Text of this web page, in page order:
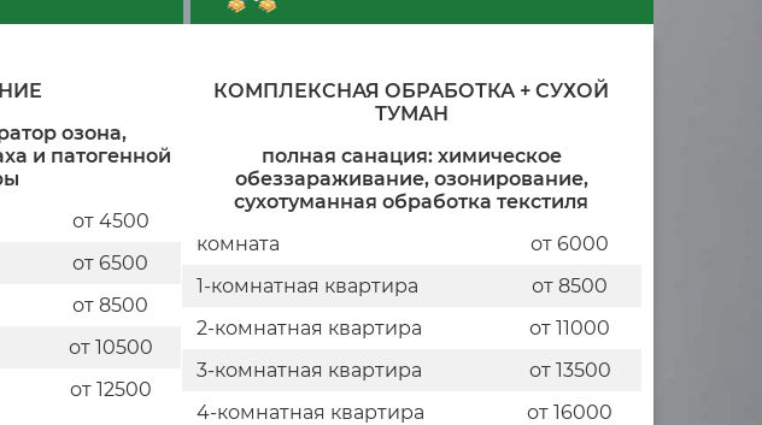
озона,
и патогенной
от 4500
от 6500
от 8500
от 10500
от 12500
КОМПЛЕКСНАЯ ОБРАБОТКА + СУХОЙ
ТУМАН
полная санация: химическое
обеззараживание, озонирование,
сухотуманная обработка текстиля
комната
от 6000
1-комнатная квартира
от 8500
2-комнатная квартира
от 11000
3-комнатная квартира
от 13500
4-комнатная квартира
от 16000